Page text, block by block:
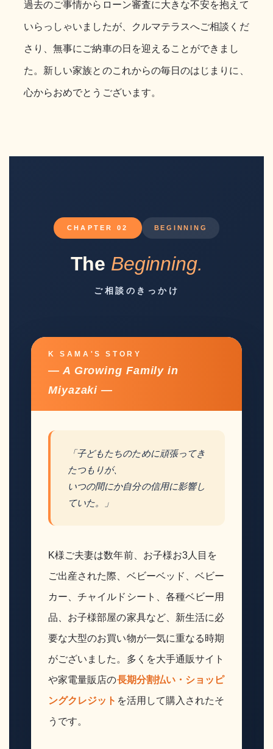
過去のご事情からローン審査に大きな不安を抱えて
いらっしゃいましたが、クルマテラスへご相談くだ
さり、無事にご納車の日を迎えることができまし
た。新しい家族とのこれからの毎日のはじまりに、
心からおめでとうございます。
CHAPTER 02 BEGINNING
The Beginning.
ご相談のきっかけ
K SAMA'S STORY
— A Growing Family in
Miyazaki —
「子どもたちのために頑張ってき
たつもりが、
いつの間にか自分の信用に影響し
ていた。」
K様ご夫妻は数年前、お子様お3人目を
ご出産された際、ベビーベッド、ベビー
カー、チャイルドシート、各種ベビー用
品、お子様部屋の家具など、新生活に必
要な大型のお買い物が一気に重なる時期
がございました。多くを大手通販サイト
や家電量販店の長期分割払い・ショッピ
ングクレジット を活用して購入されたそ
うです。